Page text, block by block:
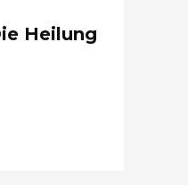
Heilung